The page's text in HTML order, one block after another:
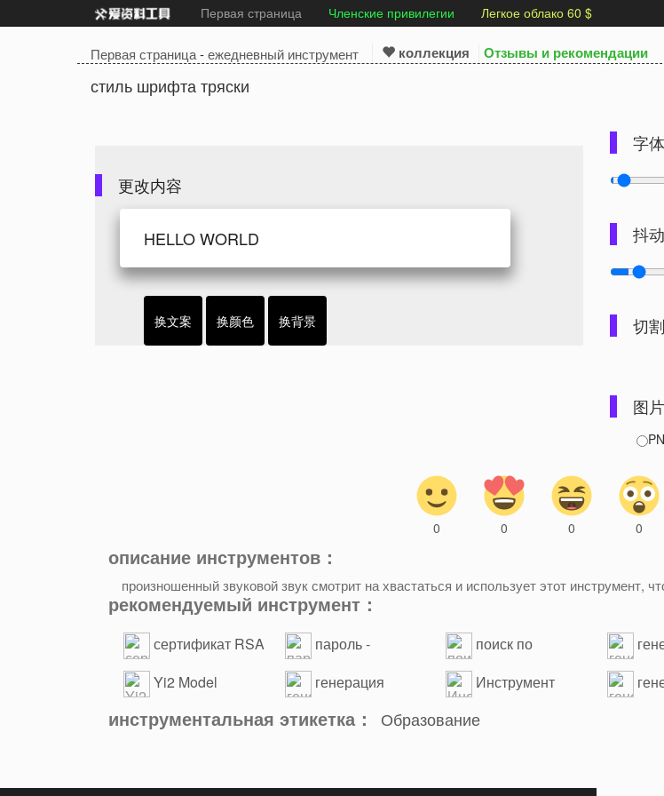
Первая страница Членские привилегии Легкое облако 60 $
Первая страница-ежедневный инструмент коллекция Отзывы и рекомендации
стиль шрифта тряски
更改内容
换文案 换颜色 换背景
字
抖
切
图
0 0 0 0
описание инструментов：
произношенный звуковой звук смотрит на хвастаться и использует этот инструмент,
рекомендуемый инструмент：
сертификат RSA
онлайн - генерация
онлайн
пароль -
генератор
поиск по
правилам Yii2
Yi2 Model
генерация
Инструмент
чисел
инструментальная этикетка： Образование